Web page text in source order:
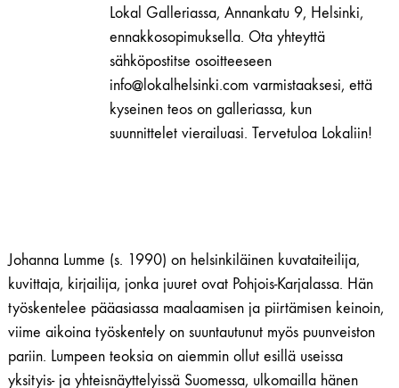
Lokal Galleriassa, Annankatu 9, Helsinki,
ennakkosopimuksella. Ota yhteyttä
sähköpostitse osoitteeseen
info@lokalhelsinki.com varmistaaksesi, että
kyseinen teos on galleriassa, kun
suunnittelet vierailuasi. Tervetuloa Lokaliin!
Johanna Lumme (s. 1990) on helsinkiläinen kuvataiteilija,
kuvittaja, kirjailija, jonka juuret ovat Pohjois-Karjalassa. Hän
työskentelee pääasiassa maalaamisen ja piirtämisen keinoin,
viime aikoina työskentely on suuntautunut myös puunveiston
pariin. Lumpeen teoksia on aiemmin ollut esillä useissa
yksityis- ja yhteisnäyttelyissä Suomessa, ulkomailla hänen